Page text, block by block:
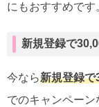
にもおすすめです
新規登録で
今なら新規登録で
でのキャンペーン